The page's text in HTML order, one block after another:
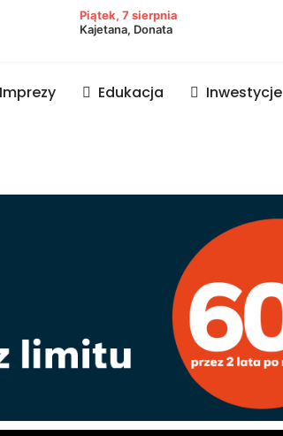
Piątek, 7 sierpnia
Kajetana, Donata
Imprezy Edukacja Inwestycje